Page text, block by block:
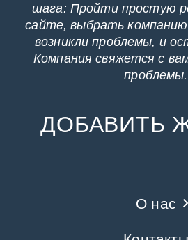
шага: Пройти простую
сайте, выбрать
возникли проблемы, и
Компания свяжется с
проблемы.
ДОБАВИТЬ
О нас